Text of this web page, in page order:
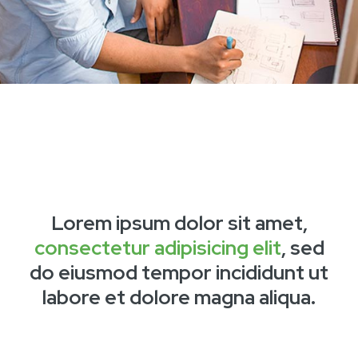
Lorem ipsum dolor sit amet,
consectetur adipisicing elit, sed
do eiusmod tempor incididunt ut
labore et dolore magna aliqua.